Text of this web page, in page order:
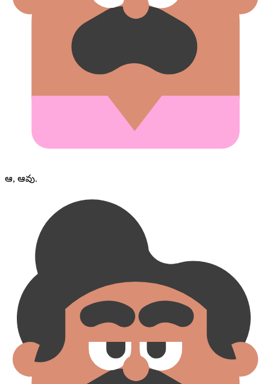
ఆ, ఆవు.